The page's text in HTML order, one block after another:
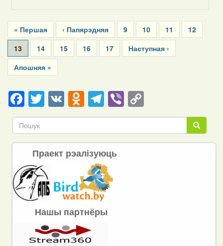
Pagination
First
page
« Першая
Previous
page
‹ Папярэдняя Page
9 Page
10 Page
11 Page
12
Current
page
13 Page
14 Page
15 Page
16 Page
17
Next
page
Наступная ›
Last
page
Апошняя »
Facebook
Twitter
VKOdnoklassniki
Telegram
ViberCopy
Link Пошук
Пошук
Праект рэалізуюць
Нашы партнёры